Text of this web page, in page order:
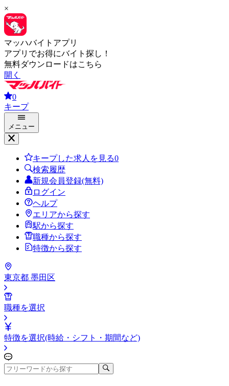
×
マッハバイトアプリ
アプリでお得にバイト探し！
無料ダウンロードはこちら
開く
0
キープ
メニュー
キープした求人を見る0
検索履歴
新規会員登録(無料)
ログイン
ヘルプ
エリアから探す
駅から探す
職種から探す
特徴から探す
東京都 墨田区
職種を選択
特徴を選択(時給・シフト・期間など)